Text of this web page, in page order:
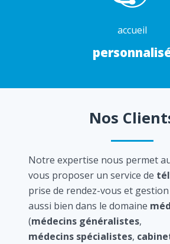
accueil
Nos
Notre expertise nous permet
vous proposer un service de
prise de rendez-vous et gestion
aussi bien dans le domaine
(médecins généralistes,
médecins spécialistes,